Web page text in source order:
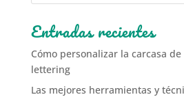
Entradas recientes
Cómo personalizar la carcasa
lettering
Las mejores herramientas y